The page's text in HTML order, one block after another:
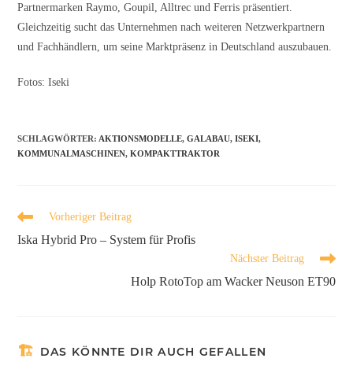
Partnermarken Raymo, Goupil, Alltrec und Ferris präsentiert.
Gleichzeitig sucht das Unternehmen nach weiteren Netzwerkpartnern
und Fachhändlern, um seine Marktpräsenz in Deutschland auszubauen.
Fotos: Iseki
SCHLAGWÖRTER: AKTIONSMODELLE, GALABAU, ISEKI,
KOMMUNALMASCHINEN, KOMPAKTTRAKTOR
Vorheriger Beitrag
Iska Hybrid Pro – System für Profis
Nächster Beitrag
Holp RotoTop am Wacker Neuson ET90
DAS KÖNNTE DIR AUCH GEFALLEN